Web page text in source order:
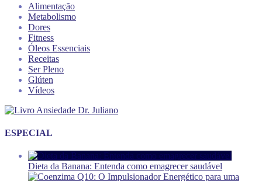
Alimentação
Metabolismo
Dores
Fitness
Óleos Essenciais
Receitas
Ser Pleno
Glúten
Vídeos
ESPECIAL
Dieta da Banana: Entenda como emagrecer saudável